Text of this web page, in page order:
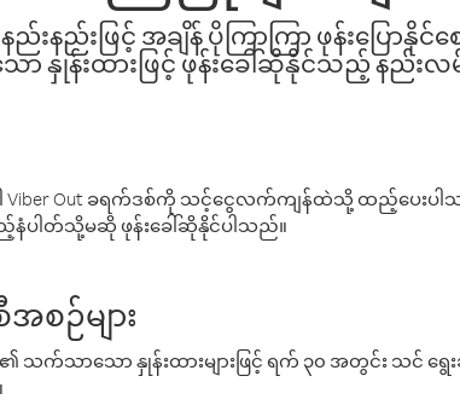
နည်းဖြင့် အချိန် ပိုကြာကြာ ဖုန်းပြော
ာ နှုန်းထားဖြင့် ဖုန်းခေါ်ဆိုနိုင်သည့် နည်းလ
Out ခရက်ဒစ်ကို သင့်ငွေလက်ကျန်ထဲသို့ ထည့်ပေးပါ
ည့်နံပါတ်သို့မဆို ဖုန်းခေါ်ဆိုနိုင်ပါသည်။
စဉ်များ
သက်သာသော နှုန်းထားများဖြင့် ရက် ၃၀ အတွင်း သင်